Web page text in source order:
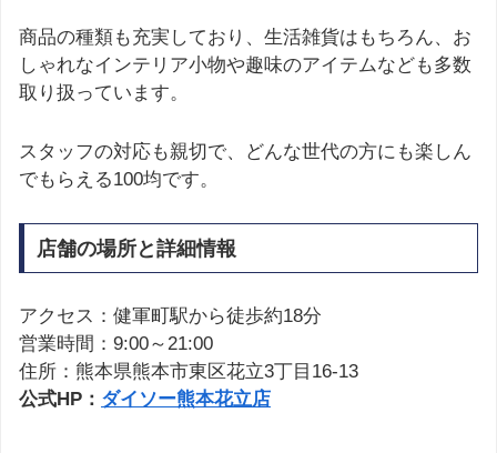
商品の種類も充実しており、生活雑貨はもちろん、お
しゃれなインテリア小物や趣味のアイテムなども多数
取り扱っています。
スタッフの対応も親切で、どんな世代の方にも楽しん
でもらえる100均です。
店舗の場所と詳細情報
アクセス：健軍町駅から徒歩約18分
営業時間：9:00～21:00
住所：熊本県熊本市東区花立3丁目16-13
公式HP： ダイソー熊本花立店